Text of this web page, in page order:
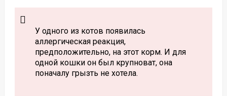
У одного из котов появилась
аллергическая реакция,
предположительно, на этот корм. И для
одной кошки он был крупноват, она
поначалу грызть не хотела.